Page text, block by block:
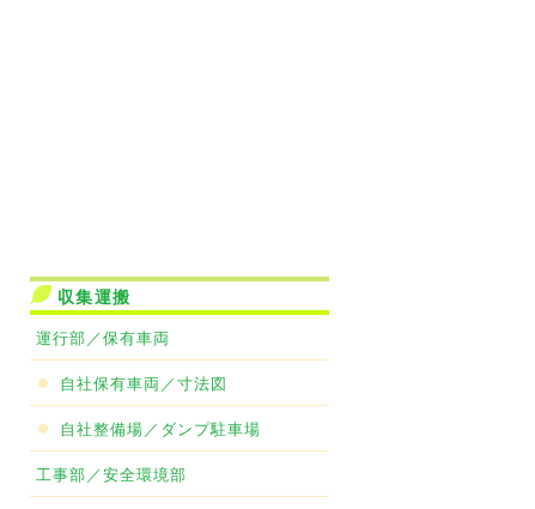
収集運搬
運行部／保有車両
自社保有車両／寸法図
自社整備場／ダンプ駐車場
工事部／安全環境部